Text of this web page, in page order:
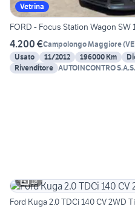
Vetrina
FORD - Focus Station Wagon SW
4.200 €Campolongo Maggiore(VE
Usato
11/2012 196000 Km
Rivenditore AUTOINCONTRO
18
Ford Kuga 2.0 TDCi 140 CV 2WD